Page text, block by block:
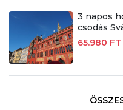
3 napos
csodás
65.980 FT